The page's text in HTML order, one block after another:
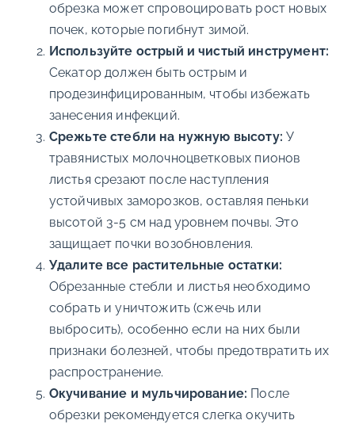
обрезка может спровоцировать рост новых
почек, которые погибнут зимой.
Используйте острый и чистый инструмент:
Секатор должен быть острым и
продезинфицированным, чтобы избежать
занесения инфекций.
Срежьте стебли на нужную высоту: У
травянистых молочноцветковых пионов
листья срезают после наступления
устойчивых заморозков, оставляя пеньки
высотой 3-5 см над уровнем почвы. Это
защищает почки возобновления.
Удалите все растительные остатки:
Обрезанные стебли и листья необходимо
собрать и уничтожить (сжечь или
выбросить), особенно если на них были
признаки болезней, чтобы предотвратить их
распространение.
Окучивание и мульчирование: После
обрезки рекомендуется слегка окучить